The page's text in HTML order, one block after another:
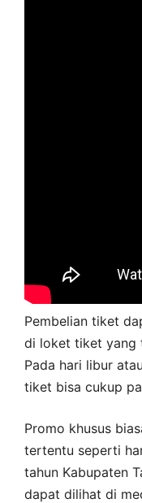
Pembelian tiket
di loket tiket yang
Pada hari libur
tiket bisa cukup
Promo khusus
tertentu seperti
tahun Kabupaten
dapat dilihat di